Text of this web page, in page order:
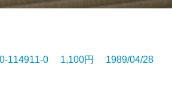
114911-0 1,100円 1989/04/28